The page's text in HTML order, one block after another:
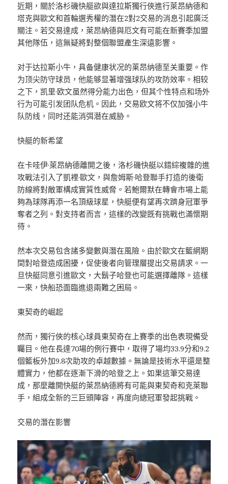
近期，關於洛杉磯快艇欲與達拉斯獨行俠進行萊昂納德和
塔克與歐文和首輪選秀權的潛在2對2交易的消息引起廣泛
關注。若交易達成，萊昂納德與厄文有可能在新賽季加盟
其他隊伍，這無疑將對整個聯盟產生深遠影響。
对于达拉斯小牛，具备健康状况的莱昂纳德至关重要。作
为顶尖防守球员，他能够显著增强球队的攻防效率。相较
之下，凯里·欧文虽然得分能力出色，但其个性特点和场外
行为可能引发团队危机。因此，交易欧文将不仅加强小牛
队防线，同时还能消弭潜在威胁。
快艇的新希望
在卡哇伊·萊昂納德離開之後，洛杉磯快艇以錯綜複雜的進
攻戰法引入了凱裡·歐文，與詹姆斯·哈登聯手打造的後衛
防線將對敵軍構成實質性威脅。若鮑爾默在轉會市場上能
夠為球隊再添一名頂級球星，快艇便有望再次躋身冠軍爭
奪者之列。對支持者而言，這樣的改變既有挑戰也滿懷期
待。
然本次交易包含諸多變數與潛在風險。由於歐文在籃網期
間對哈登造成困擾，促使後者向管理層提出交易請求。一
旦快艇同意引進歐文，大鬍子哈登也可能選擇離隊。這樣
一來，快船恐面臨進退兩難之困局。
東契奇的崛起
然而，獨行俠的核心球員東契奇在上賽季的出色表現備受
矚目。他在長達70場的例行賽中，取得了場均33.9分和9.2
個籃板外加9.8次助攻的卓越數據。無論是技術水平還是整
體實力，他都在逐漸下滑的哈登之上。如果這筆交易達
成，那麼離開快艇的萊昂納德將有可能與東契奇和克萊聯
手，組成全新的三巨頭陣容，再度向總冠軍發起挑戰。
交易的潛在影響